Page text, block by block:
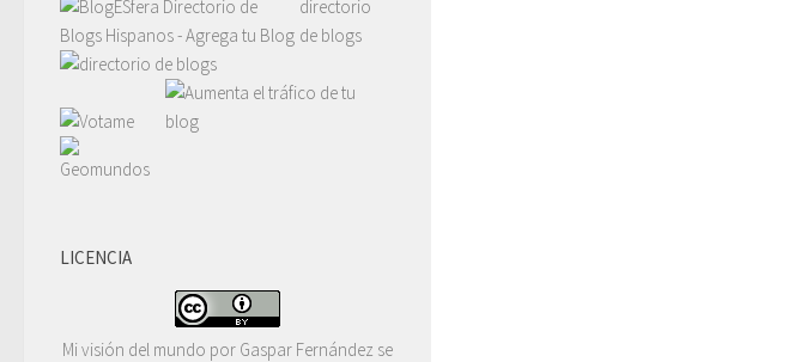
LICENCIA
Mi visión del mundo por Gaspar Fernández se